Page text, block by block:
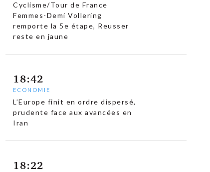
Cyclisme/Tour de France
Femmes-Demi Vollering
remporte la 5e étape, Reusser
reste en jaune
18:42
ECONOMIE
L’Europe finit en ordre dispersé,
prudente face aux avancées en
Iran
18:22